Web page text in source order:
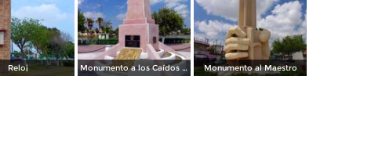
Reloj Monumento a los Caídos en la defensa de la Patria Monumento al Maestro